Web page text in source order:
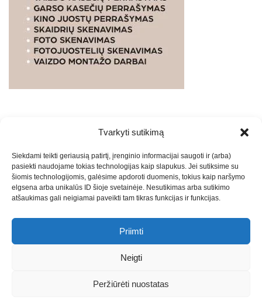
Tvarkyti sutikimą
Siekdami teikti geriausią patirtį, įrenginio informacijai saugoti ir (arba)
pasiekti naudojame tokias technologijas kaip slapukus. Jei sutiksime su
šiomis technologijomis, galėsime apdoroti duomenis, tokius kaip naršymo
elgsena arba unikalūs ID šioje svetainėje. Nesutikimas arba sutikimo
atšaukimas gali neigiamai paveikti tam tikras funkcijas ir funkcijas.
Priimti
Neigti
Peržiūrėti nuostatas
PASLAUGOS. SEO tekstų rašymas, turinio kūrimas,
straipsnių rašymas ir talpinimas į mūsų valdomas
svetaines.2026Armijai.LTTheme: Express News ByAdore
Themes.
Marketingo agentūra -Teisinės
-Saulius Narbutas
Regionų naujienos-